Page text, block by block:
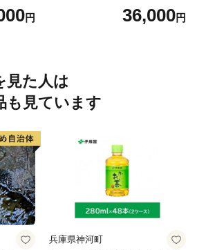
円
プレーン36本（計108本）
36,000円
見た人は
も見ています
兵庫県神河町